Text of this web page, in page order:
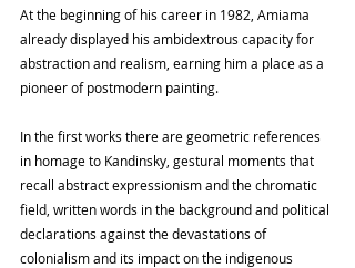
At the beginning of his career in 1982, Amiama
already displayed his ambidextrous capacity for
abstraction and realism, earning him a place as a
pioneer of postmodern painting.
In the first works there are geometric references
in homage to Kandinsky, gestural moments that
recall abstract expressionism and the chromatic
field, written words in the background and political
declarations against the devastations of
colonialism and its impact on the indigenous